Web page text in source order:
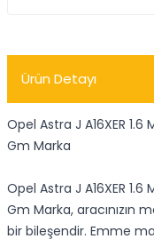
Ürün Detayı
Opel Astra J A16XER
Gm Marka
Opel Astra J A16XER
Gm Marka, aracınızın
bir bileşendir. Emme